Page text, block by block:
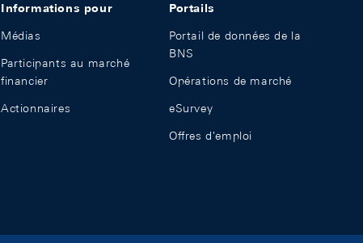
Informations pour
Médias
Participants au marché
financier
Actionnaires
Portails
Portail de données de la
BNS
Opérations de marché
eSurvey
Offres d'emploi